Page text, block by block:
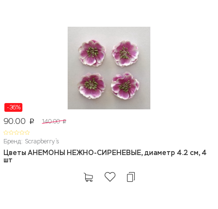
-36%
90.00 p 140.00 p
Бренд: Scrapberry`s
Цветы АНЕМОНЫ НЕЖНО-СИРЕНЕВЫЕ, диаметр 4.2 см, 4
шт